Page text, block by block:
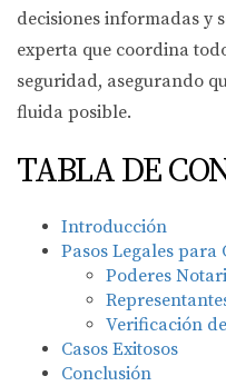
decisiones informadas y
experta que coordina
seguridad, asegurando
fluida posible.
TABLA DE
Introducción
Pasos Legales
Poderes
Verificación
Casos Exitosos
Conclusión